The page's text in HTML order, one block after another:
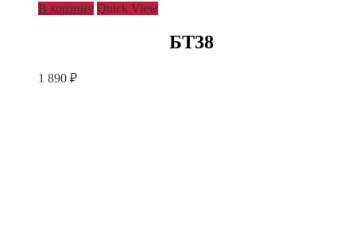
В корзину Quick View
БТ38
1 890 ₽